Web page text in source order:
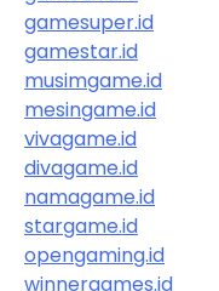
gamesuper.id
gamestar.id
musimgame.id
mesingame.id
vivagame.id
divagame.id
namagame.id
stargame.id
opengaming.id
winnergames.id